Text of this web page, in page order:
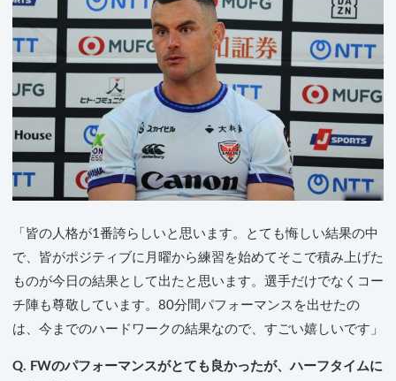
「皆の人格が1番誇らしいと思います。とても悔しい結果の中
で、皆がポジティブに月曜から練習を始めてそこで積み上げた
ものが今日の結果として出たと思います。選手だけでなくコー
チ陣も尊敬しています。80分間パフォーマンスを出せたの
は、今までのハードワークの結果なので、すごい嬉しいです」
Q. FWのパフォーマンスがとても良かったが、ハーフタイムに